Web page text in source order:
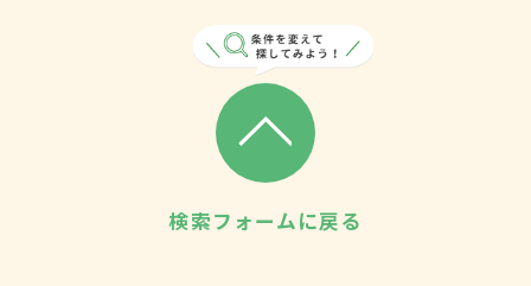
検索フォームに戻る